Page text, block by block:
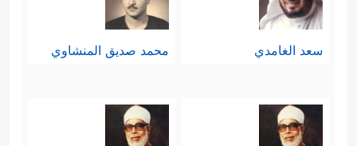
سعد الغامدي محمد صديق المنشاوي